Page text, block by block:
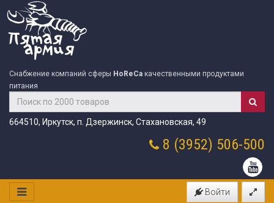
Снабжение компаний сферы HoReCa качественными продуктами
питания
664510, Иркутск, п. Дзержинск, Стахановская, 49
8 (3952) 506-500
Войти